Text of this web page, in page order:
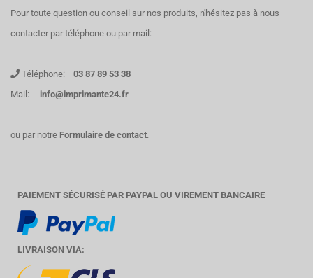
Pour toute question ou conseil sur nos produits, n'hésitez pas à nous
contacter par téléphone ou par mail:
Téléphone: 03 87 89 53 38
Mail:
info@imprimante24.fr
ou par notre Formulaire de contact.
PAIEMENT SÉCURISÉ PAR PAYPAL OU VIREMENT BANCAIRE
LIVRAISON VIA: